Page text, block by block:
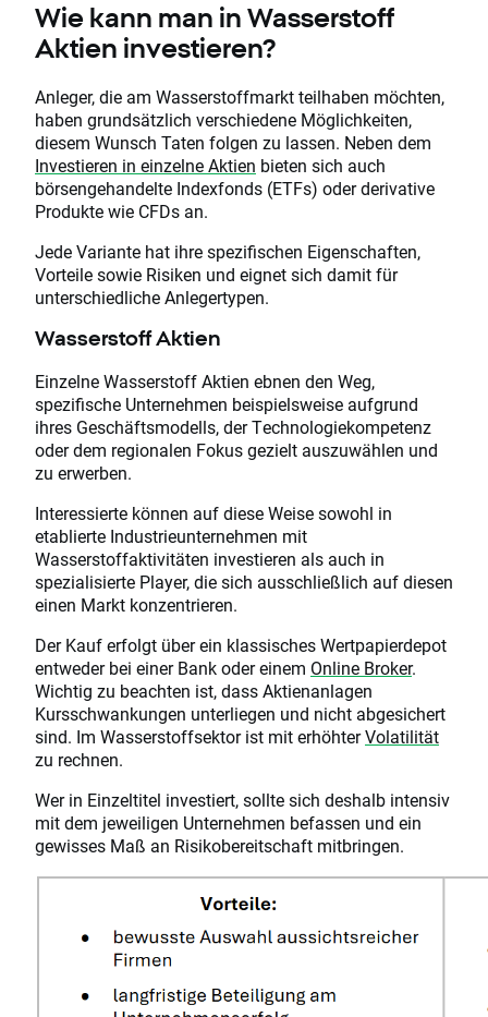
Wie kann man in Wasserstoff
Aktien investieren?
Anleger, die am Wasserstoffmarkt teilhaben möchten,
haben grundsätzlich verschiedene Möglichkeiten,
diesem Wunsch Taten folgen zu lassen. Neben dem
Investieren in einzelne Aktien bieten sich auch
börsengehandelte Indexfonds (ETFs) oder derivative
Produkte wie CFDs an.
Jede Variante hat ihre spezifischen Eigenschaften,
Vorteile sowie Risiken und eignet sich damit für
unterschiedliche Anlegertypen.
Wasserstoff Aktien
Einzelne Wasserstoff Aktien ebnen den Weg,
spezifische Unternehmen beispielsweise aufgrund
ihres Geschäftsmodells, der Technologiekompetenz
oder dem regionalen Fokus gezielt auszuwählen und
zu erwerben.
Interessierte können auf diese Weise sowohl in
etablierte Industrieunternehmen mit
Wasserstoffaktivitäten investieren als auch in
spezialisierte Player, die sich ausschließlich auf diesen
einen Markt konzentrieren.
Der Kauf erfolgt über ein klassisches Wertpapierdepot
entweder bei einer Bank oder einem Online Broker.
Wichtig zu beachten ist, dass Aktienanlagen
Kursschwankungen unterliegen und nicht abgesichert
sind. Im Wasserstoffsektor ist mit erhöhterVolatilität
zu rechnen.
Wer in Einzeltitel investiert, sollte sich deshalb intensiv
mit dem jeweiligen Unternehmen befassen und ein
gewisses Maß an Risikobereitschaft mitbringen.